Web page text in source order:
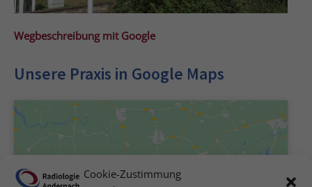
Cookie-Zustimmung
Wegbeschreibung mit Google
Unsere Praxis in Google Maps
Klicke hier, um Marketing-Cookies zu